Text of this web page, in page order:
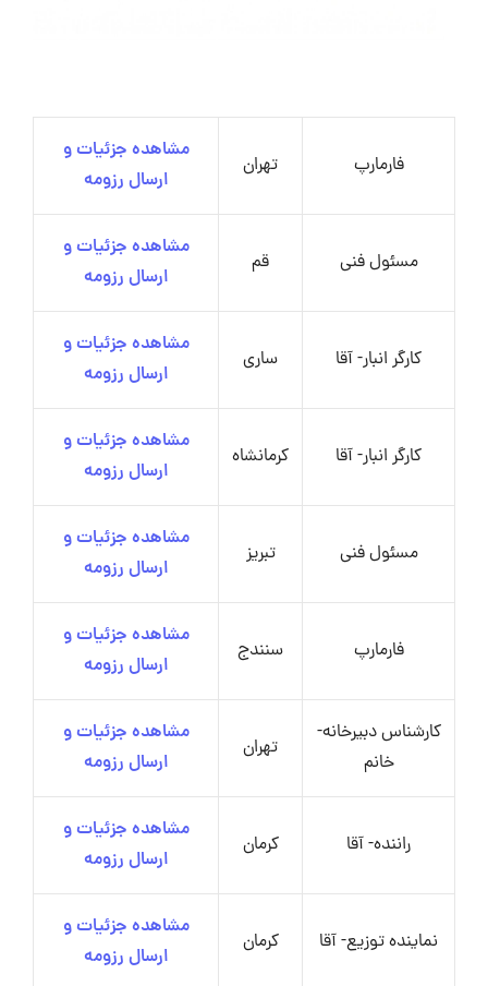
فارمارپ تهران
مشاهده جزئیات و
ارسال رزومه
مسئول فنی قم
مشاهده جزئیات و
ارسال رزومه
کارگر انبار- آقا ساری
مشاهده جزئیات و
ارسال رزومه
کارگر انبار- آقا کرمانشاه
مشاهده جزئیات و
ارسال رزومه
مسئول فنی تبریز
مشاهده جزئیات و
ارسال رزومه
فارمارپ سنندج
مشاهده جزئیات و
ارسال رزومه
کارشناس دبیرخانه-
خانم
تهران
مشاهده جزئیات و
ارسال رزومه
راننده- آقا کرمان
مشاهده جزئیات و
ارسال رزومه
نماینده توزیع- آقا کرمان
مشاهده جزئیات و
ارسال رزومه